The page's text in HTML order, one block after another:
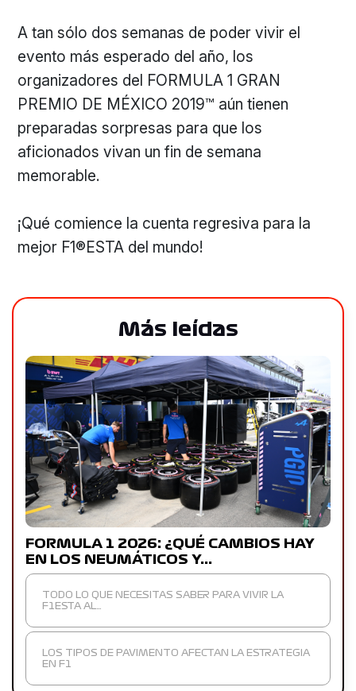
A tan sólo dos semanas de poder vivir el
evento más esperado del año, los
organizadores del FORMULA 1 GRAN
PREMIO DE MÉXICO 2019™ aún tienen
preparadas sorpresas para que los
aficionados vivan un fin de semana
memorable.
¡Qué comience la cuenta regresiva para la
mejor F1®ESTA del mundo!
Más leídas
FORMULA 1 2026: ¿QUÉ CAMBIOS HAY
EN LOS NEUMÁTICOS Y…
TODO LO QUE NECESITAS SABER PARA VIVIR LA
F1ESTA AL…
LOS TIPOS DE PAVIMENTO AFECTAN LA ESTRATEGIA
EN F1